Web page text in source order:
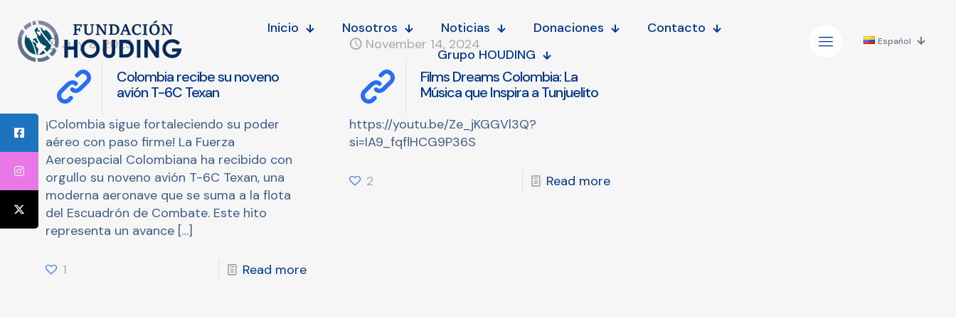
Inicio Nosotros Noticias Donaciones
Contacto
Grupo HOUDING
Español
July 8, 2025
Colombia recibe su noveno
avión T-6C Texan
¡Colombia sigue fortaleciendo su poder
aéreo con paso firme! La Fuerza
Aeroespacial Colombiana ha recibido con
orgullo su noveno avión T-6C Texan, una
moderna aeronave que se suma a la flota
del Escuadrón de Combate. Este hito
representa un avance […]
1 Read more
November 14, 2024
Films Dreams Colombia: La
Música que Inspira a Tunjuelito
https://youtu.be/Ze_jKGGVl3Q?
si=IA9_fqflHCG9P36S
2 Read more